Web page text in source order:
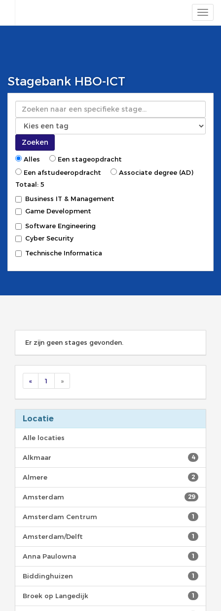
Stagebank HBO-ICT
Zoeken
Zoeken
Alles
Een stageopdracht
Een afstudeeropdracht
Associate degree (AD)
Totaal: 5
Business IT & Management
Game Development
Software Engineering
Cyber Security
Technische Informatica
Er zijn geen stages gevonden.
« 1 »
Locatie
Alle locaties
4
Alkmaar
2
Almere
29
Amsterdam
1
Amsterdam Centrum
1
Amsterdam/Delft
1
Anna Paulowna
1
Biddinghuizen
1
Broek op Langedijk